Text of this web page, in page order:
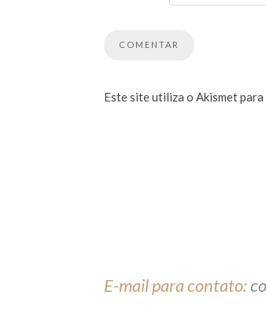
Este site utiliza o Akismet para
E-mail para contato: